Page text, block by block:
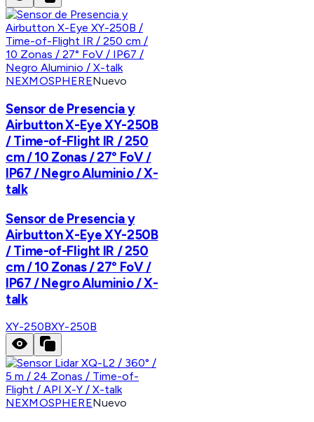
NEXMOSPHERENuevo
Sensor de Presencia y
Airbutton X-Eye XY-250B
/ Time-of-Flight IR / 250
cm / 10 Zonas / 27° FoV /
IP67 / Negro Aluminio / X-
talk
Sensor de Presencia y
Airbutton X-Eye XY-250B
/ Time-of-Flight IR / 250
cm / 10 Zonas / 27° FoV /
IP67 / Negro Aluminio / X-
talk
XY-250BXY-250B
NEXMOSPHERENuevo